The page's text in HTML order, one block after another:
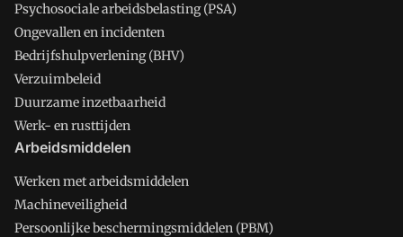
Psychosociale arbeidsbelasting (PSA)
Ongevallen en incidenten
Bedrijfshulpverlening (BHV)
Verzuimbeleid
Duurzame inzetbaarheid
Werk- en rusttijden
Arbeidsmiddelen
Werken met arbeidsmiddelen
Machineveiligheid
Persoonlijke beschermingsmiddelen (PBM)